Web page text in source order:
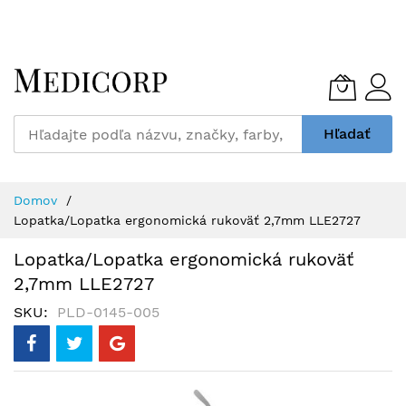
to
Content
Hľadať
Domov
Lopatka/Lopatka ergonomická rukoväť 2,7mm LLE2727
Lopatka/Lopatka ergonomická rukoväť
2,7mm LLE2727
SKU PLD-0145-005